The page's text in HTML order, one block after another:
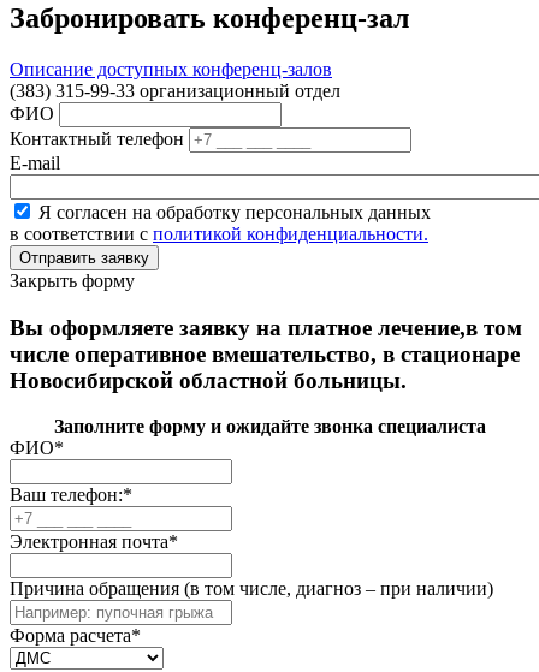
Забронировать конференц-зал
Описание доступных конференц-залов
(383) 315-99-33 организационный отдел
ФИО
Контактный телефон
E-mail
Я согласен на обработку персональных данных
в соответствии с политикой конфиденциальности.
Закрыть форму
Вы оформляете заявку на платное лечение,в том
числе оперативное вмешательство, в стационаре
Новосибирской областной больницы.
Заполните форму и ожидайте звонка специалиста
ФИО*
Ваш телефон:*
Электронная почта*
Причина обращения (в том числе, диагноз – при наличии)
Форма расчета*